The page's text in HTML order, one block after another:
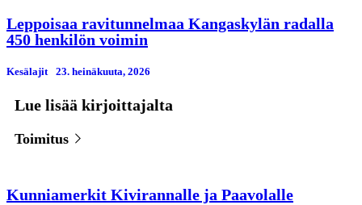
Leppoisaa ravitunnelmaa Kangaskylän radalla
450 henkilön voimin
Kesälajit 23. heinäkuuta, 2026
Lue lisää kirjoittajalta
Toimitus
Kunniamerkit Kivirannalle ja Paavolalle